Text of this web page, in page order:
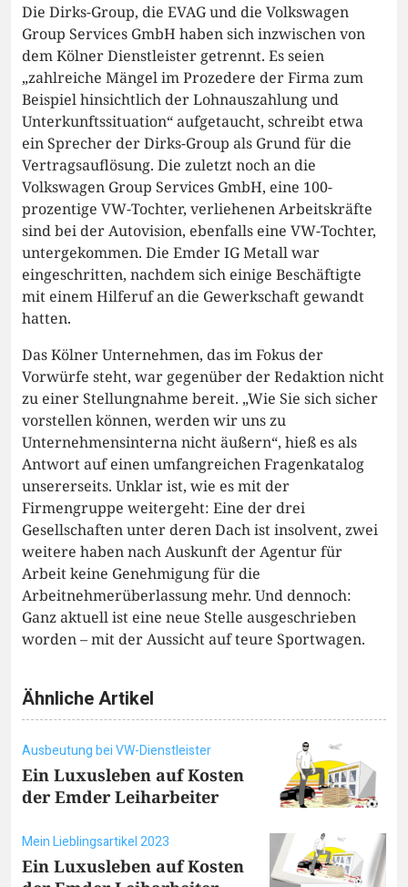
Die Dirks-Group, die EVAG und die Volkswagen
Group Services GmbH haben sich inzwischen von
dem Kölner Dienstleister getrennt. Es seien
„zahlreiche Mängel im Prozedere der Firma zum
Beispiel hinsichtlich der Lohnauszahlung und
Unterkunftssituation“ aufgetaucht, schreibt etwa
ein Sprecher der Dirks-Group als Grund für die
Vertragsauflösung. Die zuletzt noch an die
Volkswagen Group Services GmbH, eine 100-
prozentige VW-Tochter, verliehenen Arbeitskräfte
sind bei der Autovision, ebenfalls eine VW-Tochter,
untergekommen. Die Emder IG Metall war
eingeschritten, nachdem sich einige Beschäftigte
mit einem Hilferuf an die Gewerkschaft gewandt
hatten.
Das Kölner Unternehmen, das im Fokus der
Vorwürfe steht, war gegenüber der Redaktion nicht
zu einer Stellungnahme bereit. „Wie Sie sich sicher
vorstellen können, werden wir uns zu
Unternehmensinterna nicht äußern“, hieß es als
Antwort auf einen umfangreichen Fragenkatalog
unsererseits. Unklar ist, wie es mit der
Firmengruppe weitergeht: Eine der drei
Gesellschaften unter deren Dach ist insolvent, zwei
weitere haben nach Auskunft der Agentur für
Arbeit keine Genehmigung für die
Arbeitnehmerüberlassung mehr. Und dennoch:
Ganz aktuell ist eine neue Stelle ausgeschrieben
worden – mit der Aussicht auf teure Sportwagen.
Ähnliche Artikel
Ausbeutung bei VW-Dienstleister
Ein Luxusleben auf Kosten
der Emder Leiharbeiter
Mein Lieblingsartikel 2023
Ein Luxusleben auf Kosten